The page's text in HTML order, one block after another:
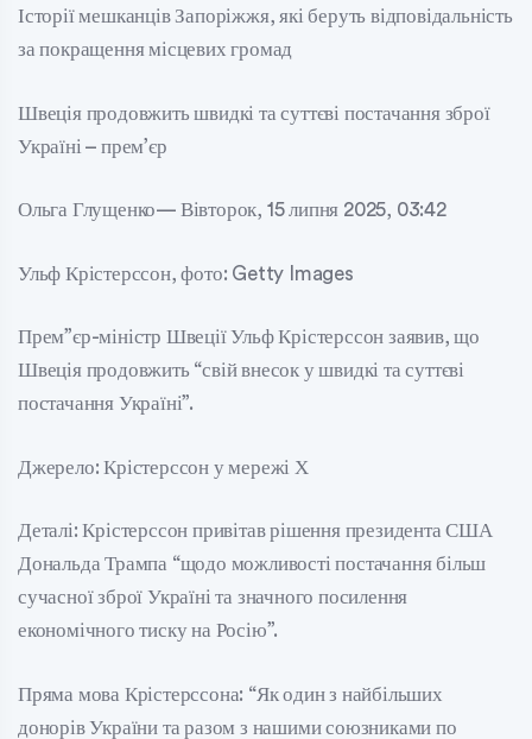
Історії мешканців Запоріжжя, які беруть відповідальність
за покращення місцевих громад
Швеція продовжить швидкі та суттєві постачання зброї
Україні – прем’єр
Ольга Глущенко— Вівторок, 15 липня 2025, 03:42
Ульф Крістерссон, фото: Getty Images
Прем”єр-міністр Швеції Ульф Крістерссон заявив, що
Швеція продовжить “свій внесок у швидкі та суттєві
постачання Україні”.
Джерело: Крістерссон у мережі Х
Деталі: Крістерссон привітав рішення президента США
Дональда Трампа “щодо можливості постачання більш
сучасної зброї Україні та значного посилення
економічного тиску на Росію”.
Пряма мова Крістерссона: “Як один з найбільших
донорів України та разом з нашими союзниками по